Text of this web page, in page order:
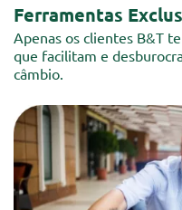
Ferramentas
Apenas os clientes B&T
que facilitam e
câmbio.